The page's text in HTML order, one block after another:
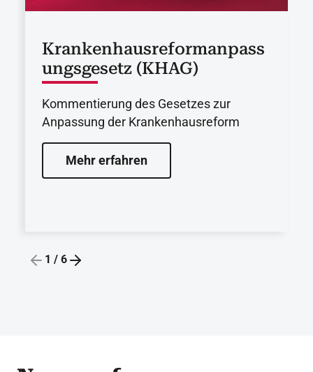
Krankenhausreformanpass
ungsgesetz (KHAG)
Kommentierung des Gesetzes zur
Anpassung der Krankenhausreform
Mehr erfahren
1 / 6